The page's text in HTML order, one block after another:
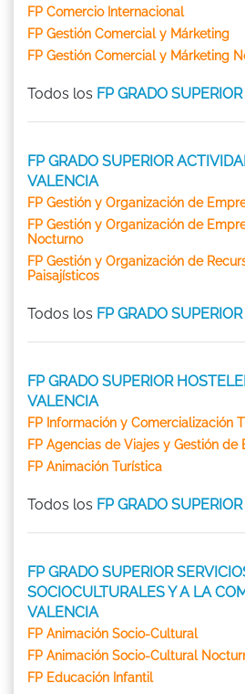
FP Comercio Internacional
FP Gestión Comercial y Márketing
FP Gestión Comercial y Márketing
Todos los FP GRADO SUPERIOR
FP GRADO SUPERIOR
VALENCIA
FP Gestión y Organización de
FP Gestión y Organización de
Nocturno
FP Gestión y Organización de
Paisajísticos
Todos los FP GRADO SUPERIOR
FP GRADO SUPERIOR
VALENCIA
FP Información y Comercialización
FP Agencias de Viajes y Gestión de
FP Animación Turística
Todos los FP GRADO SUPERIOR
FP GRADO SUPERIOR
SOCIOCULTURALES Y A LA
VALENCIA
FP Animación Socio-Cultural
FP Animación Socio-Cultural
FP Educación Infantil